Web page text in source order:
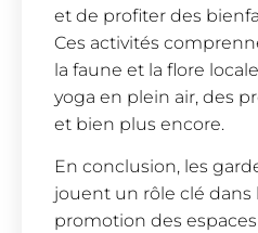
et de profiter des
Ces activités
la faune et la flore
yoga en plein air, des
et bien plus encore.
En conclusion, les
jouent un rôle clé dans
promotion des